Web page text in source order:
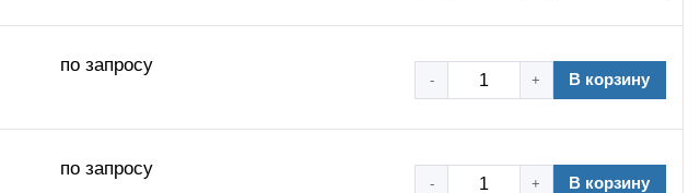
по запросу
- + В корзину
по запросу
- + В корзину